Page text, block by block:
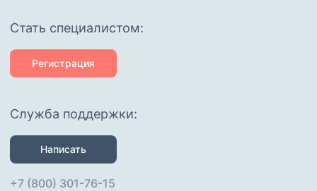
Cтать специалистом:
Регистрация
Служба поддержки:
Написать
+7 (800) 301-76-15